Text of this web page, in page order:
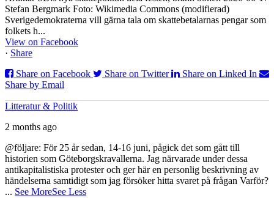
Stefan Bergmark Foto: Wikimedia Commons (modifierad)
Sverigedemokraterna vill gärna tala om skattebetalarnas pengar som
folkets h...
View on Facebook
· Share
Share on Facebook
Share on Twitter
Share on Linked In
Share by Email
Litteratur & Politik
2 months ago
@följare: För 25 år sedan, 14-16 juni, pågick det som gått till
historien som Göteborgskravallerna. Jag närvarade under dessa
antikapitalistiska protester och ger här en personlig beskrivning av
händelserna samtidigt som jag försöker hitta svaret på frågan Varför?
... See MoreSee Less